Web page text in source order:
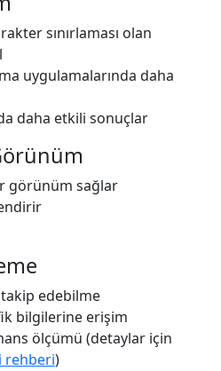
sınırlaması olan
uygulamalarında daha
daha etkili sonuçlar
görünüm sağlar
takip edebilme
bilgilerine erişim
ölçümü (detaylar için
rehberi)